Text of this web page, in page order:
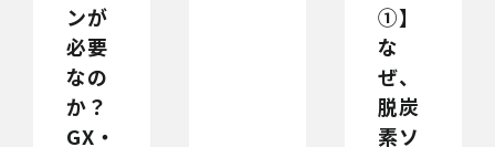
ンが
必要
なの
か？
GX・
①】
な
ぜ、
脱炭
素ソ